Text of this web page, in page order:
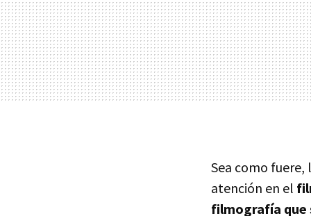
Sea como fuere,
atención en el
filmografía que